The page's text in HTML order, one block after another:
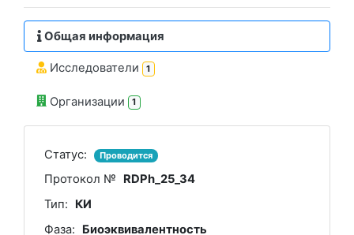
Общая информация
Исследователи 1
Организации 1
Статус: Проводится
Протокол №
RDPh_25_34
Тип:
КИ
Фаза:
Биоэквивалентность